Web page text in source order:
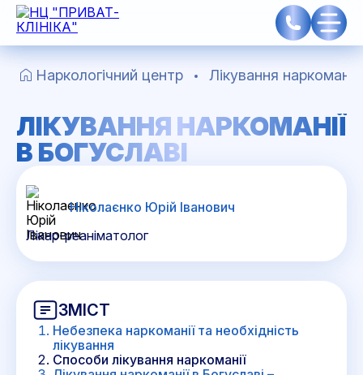
Наркологічний центр Лікування наркоманії
ЛІКУВАННЯ НАРКОМАНІЇ
В БОГУСЛАВІ
Ніколаєнко Юрій Іванович
Лікар-реаніматолог
ЗМІСТ
Небезпека наркоманії та необхідність
лікування
Способи лікування наркоманії